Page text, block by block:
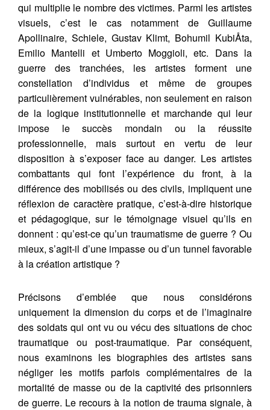
qui multiplie le nombre des victimes. Parmi les artistes
visuels, c’est le cas notamment de Guillaume
Apollinaire, Schiele, Gustav Klimt, Bohumil KubiÅta,
Emilio Mantelli et Umberto Moggioli, etc. Dans la
guerre des tranchées, les artistes forment une
constellation d’individus et même de groupes
particulièrement vulnérables, non seulement en raison
de la logique institutionnelle et marchande qui leur
impose le succès mondain ou la réussite
professionnelle, mais surtout en vertu de leur
disposition à s’exposer face au danger. Les artistes
combattants qui font l’expérience du front, à la
différence des mobilisés ou des civils, impliquent une
réflexion de caractère pratique, c’est-à-dire historique
et pédagogique, sur le témoignage visuel qu’ils en
donnent : qu’est-ce qu’un traumatisme de guerre ? Ou
mieux, s’agit-il d’une impasse ou d’un tunnel favorable
à la création artistique ?
Précisons d’emblée que nous considérons
uniquement la dimension du corps et de l’imaginaire
des soldats qui ont vu ou vécu des situations de choc
traumatique ou post-traumatique. Par conséquent,
nous examinons les biographies des artistes sans
négliger les motifs parfois complémentaires de la
mortalité de masse ou de la captivité des prisonniers
de guerre. Le recours à la notion de trauma signale, à